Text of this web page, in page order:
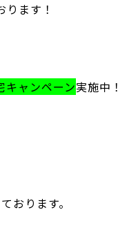
ます！
キャンペーン実施中！
おります。